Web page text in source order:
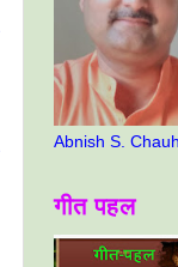
Abnish S.
गीत पहल